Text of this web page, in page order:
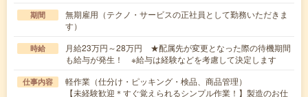
期間
無期雇用（テクノ・サービスの正社員として勤務いただきま
す）
時給
月給23万円～28万円 ★配属先が変更となった際の待機期間
も給与が発生！ ※給与は経験などを考慮して決定します
仕事内容
軽作業（仕分け・ピッキング・検品、商品管理）
【未経験歓迎＊すぐ覚えられるシンプル作業！】製造のお仕